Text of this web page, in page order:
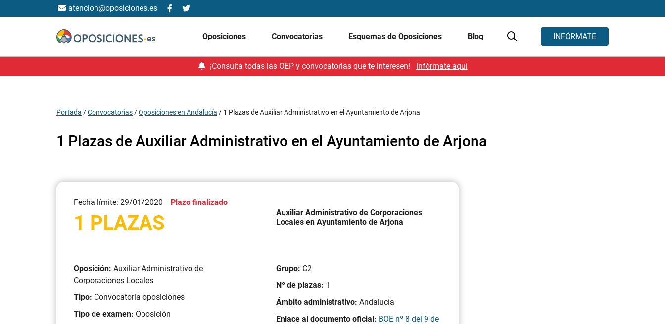
atencion@oposiciones.es
Oposiciones Convocatorias Esquemas de Oposiciones Blog INFÓRMATE
¡Consulta todas las OEP y convocatorias que te interesen! Infórmate aquí
Portada /Convocatorias /Oposiciones en Andalucía / 1 Plazas de Auxiliar Administrativo en el Ayuntamiento de Arjona
1 Plazas de Auxiliar Administrativo en el Ayuntamiento de Arjona
Fecha límite: 29/01/2020 Plazo finalizado
1 PLAZAS
Auxiliar Administrativo de Corporaciones
Locales en Ayuntamiento de Arjona
Oposición: Auxiliar Administrativo de
Corporaciones Locales
Tipo: Convocatoria oposiciones
Tipo de examen: Oposición
Grupo: C2
Nº de plazas: 1
Ámbito administrativo: Andalucía
Enlace al documento oficial: BOE nº 8 del 9 de